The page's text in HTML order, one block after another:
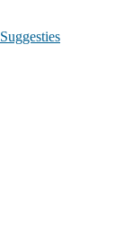
Suggesties